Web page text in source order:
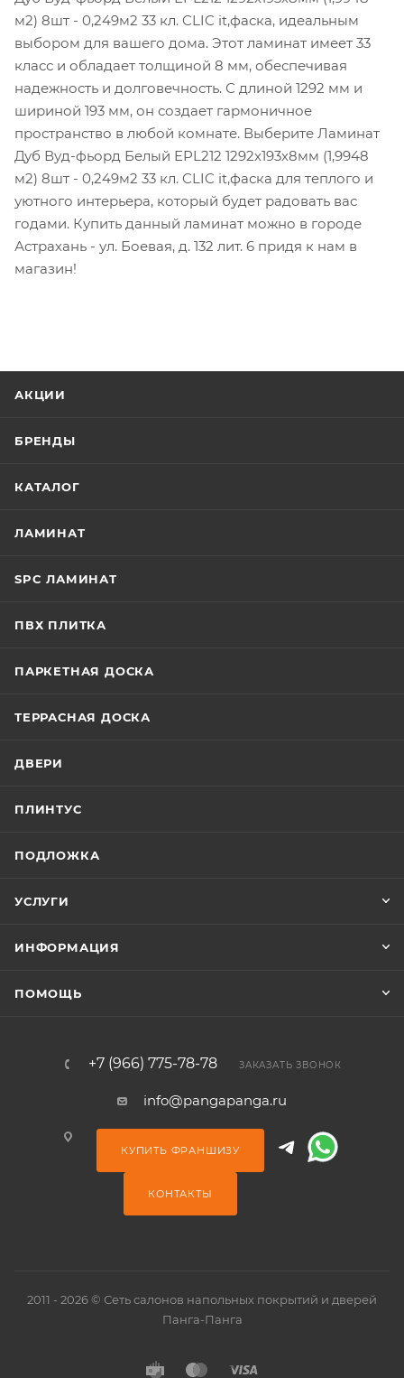
м2) 8шт - 0,249м2 33 кл. CLIC it,фаска, идеальным
выбором для вашего дома. Этот ламинат имеет 33
класс и обладает толщиной 8 мм, обеспечивая
надежность и долговечность. С длиной 1292 мм и
шириной 193 мм, он создает гармоничное
пространство в любой комнате. Выберите Ламинат
Дуб Вуд-фьорд Белый EPL212 1292х193х8мм (1,9948
м2) 8шт - 0,249м2 33 кл. CLIC it,фаска для теплого и
уютного интерьера, который будет радовать вас
годами. Купить данный ламинат можно в городе
Астрахань - ул. Боевая, д. 132 лит. 6 придя к нам в
магазин!
АКЦИИ
БРЕНДЫ
КАТАЛОГ
ЛАМИНАТ
SPC ЛАМИНАТ
ПВХ ПЛИТКА
ПАРКЕТНАЯ ДОСКА
ТЕРРАСНАЯ ДОСКА
ДВЕРИ
ПЛИНТУС
ПОДЛОЖКА
УСЛУГИ
ИНФОРМАЦИЯ
ПОМОЩЬ
+7 (966) 775-78-78 ЗАКАЗАТЬ ЗВОНОК
info@pangapanga.ru
КУПИТЬ ФРАНШИЗУ
КОНТАКТЫ
2011 - 2026 © Сеть салонов напольных покрытий и дверей
Панга-Панга